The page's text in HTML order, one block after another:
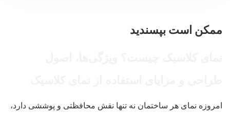
ممکن است بپسندید
امروزه نمای هر ساختمان نه تنها نقش محافظتی و پوششی دارد،